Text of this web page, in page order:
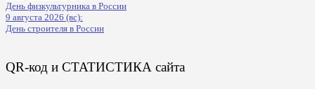
День физкультурника в России
9 августа 2026 (вс):
День строителя в России
QR-код и СТАТИСТИКА сайта